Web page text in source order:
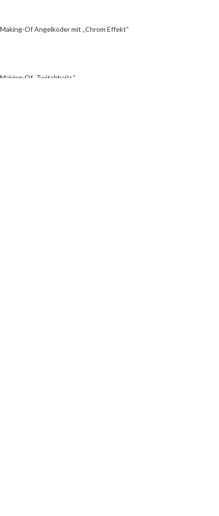
Making-Of Angelköder mit „Chrom Effekt“
Making-Of „Twitchbaits“